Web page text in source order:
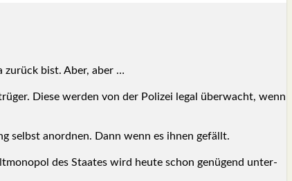
zurück bist. Aber, aber …
Die­se wer­den von der Poli­zei legal über­wacht, wenn
selbst anord­nen. Dann wenn es ihnen gefällt.
des Staa­tes wird heu­te schon genü­gend unter­